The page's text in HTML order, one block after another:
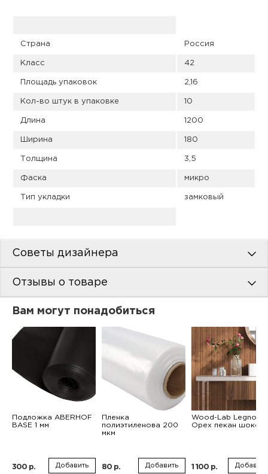
Страна Россия
Класс 42
Площадь упаковок 2,16
Кол-во штук в упаковке 10
Длина 1200
Ширина 180
Толщина 3,5
Фаска микро
Тип укладки замковый
Советы дизайнера
Отзывы о товаре
Вам могут понадобиться
Подложка ABERHOF
BASE 1 мм
300 р. Добавить
Пленка
полиэтиленова 200
мкм
80 р. Добавить
Wood-Lab Legno
Орех пекан
1 100 р. Добавить